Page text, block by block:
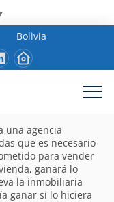
Bolivia
una agencia
que es necesario
para vender
ganará lo
la inmobiliaria
ganar si lo hiciera